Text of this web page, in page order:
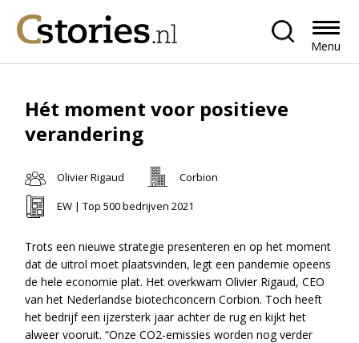
Menu
Hét moment voor positieve
verandering
Olivier Rigaud
Corbion
EW | Top 500 bedrijven 2021
Trots een nieuwe strategie presenteren en op het moment
dat de uitrol moet plaatsvinden, legt een pandemie opeens
de hele economie plat. Het overkwam Olivier Rigaud, CEO
van het Nederlandse biotechconcern Corbion. Toch heeft
het bedrijf een ijzersterk jaar achter de rug en kijkt het
alweer vooruit. “Onze CO2-emissies worden nog verder